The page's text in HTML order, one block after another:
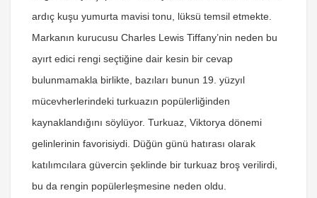
ardıç kuşu yumurta mavisi tonu, lüksü temsil etmekte.
Markanın kurucusu Charles Lewis Tiffany’nin neden bu
ayırt edici rengi seçtiğine dair kesin bir cevap
bulunmamakla birlikte, bazıları bunun 19. yüzyıl
mücevherlerindeki turkuazın popülerliğinden
kaynaklandığını söylüyor. Turkuaz, Viktorya dönemi
gelinlerinin favorisiydi. Düğün günü hatırası olarak
katılımcılara güvercin şeklinde bir turkuaz broş verilirdi,
bu da rengin popülerleşmesine neden oldu.